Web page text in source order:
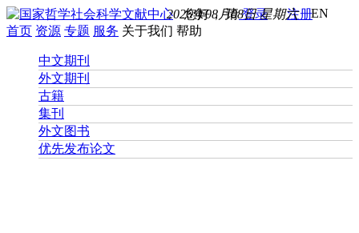
您好， 请登录 注册EN
2026年08月08日 星期六
首页 资源 专题 服务 关于我们 帮助
中文期刊
外文期刊
古籍
集刊
外文图书
优先发布论文